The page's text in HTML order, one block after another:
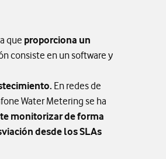
que proporciona un
consiste en un software y
En redes de
Water Metering se ha
monitorizar de forma
desde los SLAs